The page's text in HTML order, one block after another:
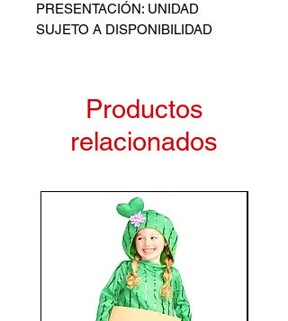
PRESENTACIÓN: UNIDAD
SUJETO A DISPONIBILIDAD
Productos
relacionados